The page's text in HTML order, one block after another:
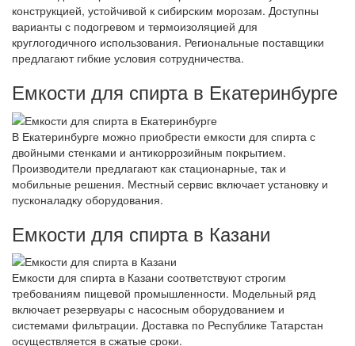
конструкцией, устойчивой к сибирским морозам. Доступны
варианты с подогревом и термоизоляцией для
круглогодичного использования. Региональные поставщики
предлагают гибкие условия сотрудничества.
Емкости для спирта в Екатеринбурге
В Екатеринбурге можно приобрести емкости для спирта с
двойными стенками и антикоррозийным покрытием.
Производители предлагают как стационарные, так и
мобильные решения. Местный сервис включает установку и
пусконаладку оборудования.
Емкости для спирта в Казани
Емкости для спирта в Казани соответствуют строгим
требованиям пищевой промышленности. Модельный ряд
включает резервуары с насосным оборудованием и
системами фильтрации. Доставка по Республике Татарстан
осуществляется в сжатые сроки.